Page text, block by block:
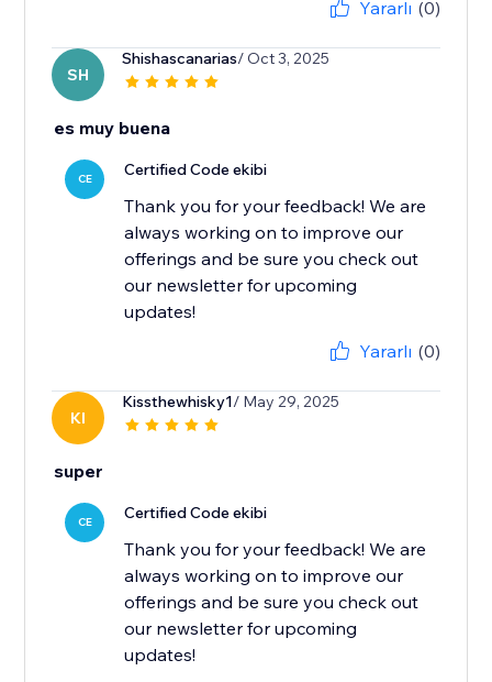
Yararlı (0)
SH
Shishascanarias/ Oct 3, 2025
es muy buena
CE Certified Code ekibi
Thank you for your feedback! We are
always working on to improve our
offerings and be sure you check out
our newsletter for upcoming
updates!
Yararlı (0)
KI
Kissthewhisky1/ May 29, 2025
super
CE Certified Code ekibi
Thank you for your feedback! We are
always working on to improve our
offerings and be sure you check out
our newsletter for upcoming
updates!